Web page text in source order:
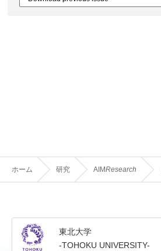
ホーム 研究 AIMResearch
東北大学
-TOHOKU UNIVERSITY-